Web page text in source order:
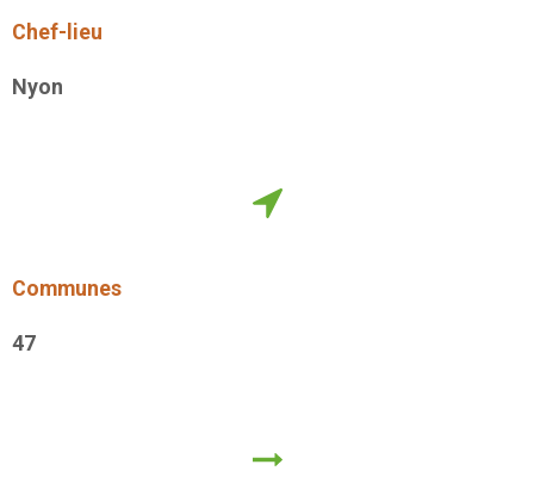
Chef-lieu
Nyon
Communes
47